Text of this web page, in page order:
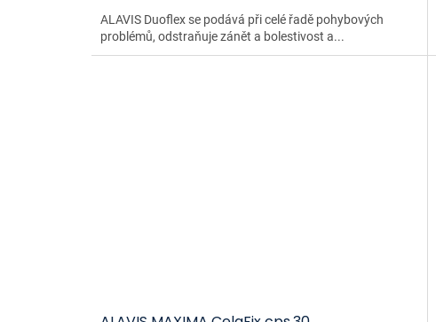
ALAVIS Duoflex se podává při celé řadě pohybových
problémů, odstraňuje zánět a bolestivost a...